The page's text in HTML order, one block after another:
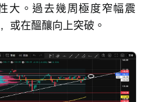
大。過去幾周極度窄幅震
或在醞釀向上突破。